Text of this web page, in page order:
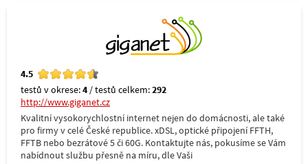
4.5
testů v okrese:4 / testů celkem:292
http://www.giganet.cz
Kvalitní vysokorychlostní internet nejen do domácnosti, ale také
pro firmy v celé České republice. xDSL, optické připojení FFTH,
FFTB nebo bezrátové 5 či 60G. Kontaktujte nás, pokusíme se Vám
nabídnout službu přesně na míru, dle Vaši